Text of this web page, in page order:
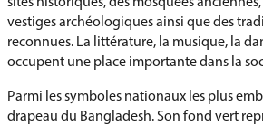
vestiges archéologiques ainsi que des
reconnues. La littérature, la musique, la
occupent une place importante dans la
Parmi les symboles nationaux les plus
drapeau du Bangladesh. Son fond vert